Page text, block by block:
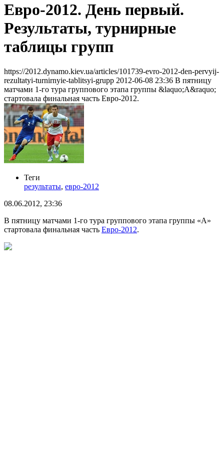
Евро-2012. День первый.
Результаты, турнирные
таблицы групп
https://2012.dynamo.kiev.ua/articles/101739-evro-2012-den-pervyij-
rezultatyi-turnirnyie-tablitsyi-grupp 2012-06-08 23:36 В пятницу
матчами 1-го тура группового этапа группы &laquo;А&raquo;
стартовала финальная часть Евро-2012.
Теги
результаты, евро-2012
08.06.2012, 23:36
В пятницу матчами 1-го тура группового этапа группы «А»
стартовала финальная часть Евро-2012.